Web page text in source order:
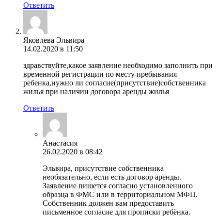
Ответить
Яковлева Эльвира
14.02.2020 в 11:50
здравствуйте,какое заявление необходимо заполнить при
временной регистрации по месту пребывания
ребенка,нужно ли согласие(присутствие)собственника
жилья при наличии договора аренды жилья
Ответить
Анастасия
26.02.2020 в 08:42
Эльвира, присутствие собственника
необязательно, если есть договор аренды.
Заявление пишется согласно установленного
образца в ФМС или в территориальном МФЦ.
Собственник должен вам предоставить
письменное согласие для прописки ребёнка.